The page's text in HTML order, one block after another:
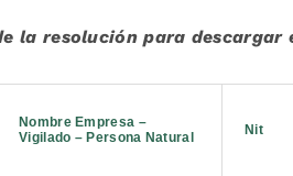
la resolución para descargar
Nombre Empresa –
Vigilado – Persona Natural
Nit